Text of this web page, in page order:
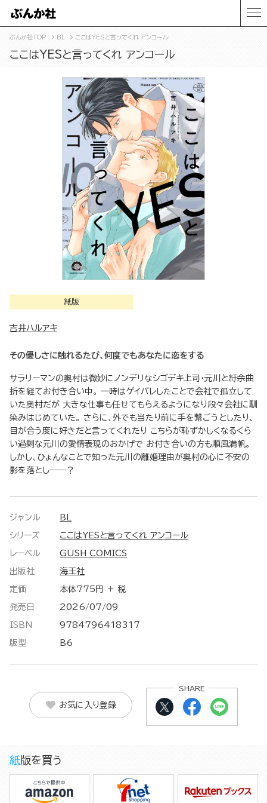
ぶんか社TOP BL ここはYESと言ってくれ アンコール
ここはYESと言ってくれ アンコール
紙版
吉井ハルアキ
その優しさに触れるたび、何度でもあなたに恋をする
サラリーマンの奥村は微妙にノンデリなシゴデキ上司・元川と紆余曲
折を経てお付き合い中。 一時はゲイバレしたことで会社で孤立して
いた奥村だが 大きな仕事も任せてもらえるようになり段々会社に馴
染みはじめていた。 さらに、外でも当たり前に手を繋ごうとしたり、
目が合う度に好きだと言ってくれたり こちらが恥ずかしくなるくら
い過剰な元川の愛情表現のおかげで お付き合いの方も順風満帆。
しかし、ひょんなことで知った元川の離婚理由が奥村の心に不安の
影を落とし――？
ジャンル BL
シリーズ ここはYESと言ってくれ アンコール
レーベル GUSH COMICS
出版社 海王社
定価 本体775円 ＋ 税
発売日 2026/07/09
ISBN 9784796418317
版型 B6
お気に入り登録
SHARE
紙版を買う